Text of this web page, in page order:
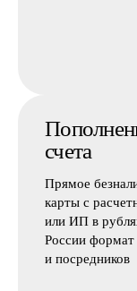
счета
Прямое
карты с
или ИП в
России формат
и посредников